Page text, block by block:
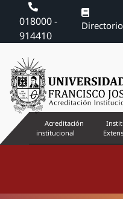
018000 -
914410
Directorio
Acreditación
institucional